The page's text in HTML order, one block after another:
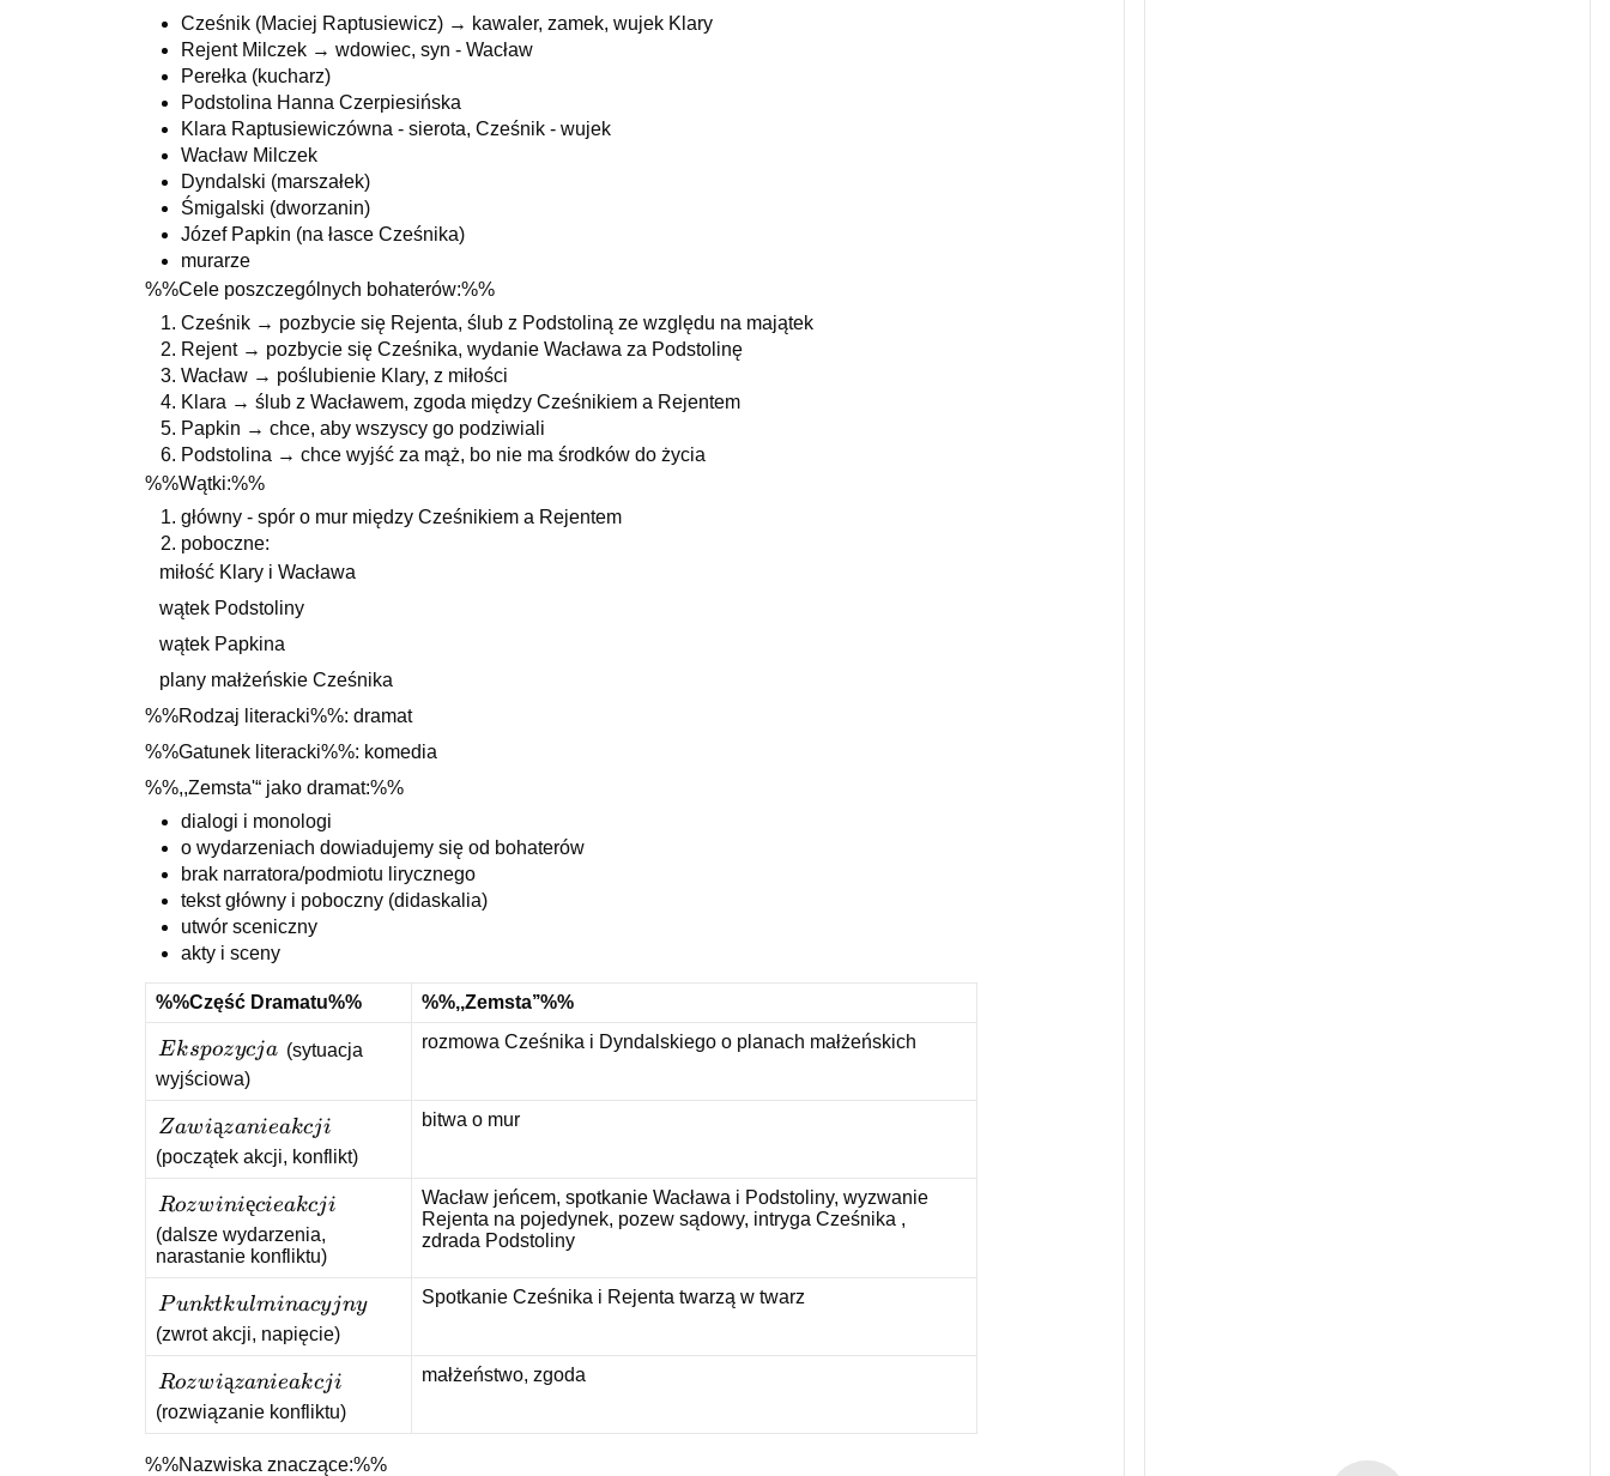
Cześnik (Maciej Raptusiewicz) → kawaler, zamek, wujek Klary
Rejent Milczek → wdowiec, syn - Wacław
Perełka (kucharz)
Podstolina Hanna Czerpiesińska
Klara Raptusiewiczówna - sierota, Cześnik - wujek
Wacław Milczek
Dyndalski (marszałek)
Śmigalski (dworzanin)
Józef Papkin (na łasce Cześnika)
murarze
%%Cele poszczególnych bohaterów:%%
Cześnik → pozbycie się Rejenta, ślub z Podstoliną ze względu na majątek
Rejent → pozbycie się Cześnika, wydanie Wacława za Podstolinę
Wacław → poślubienie Klary, z miłości
Klara → ślub z Wacławem, zgoda między Cześnikiem a Rejentem
Papkin → chce, aby wszyscy go podziwiali
Podstolina → chce wyjść za mąż, bo nie ma środków do życia
%%Wątki:%%
główny - spór o mur między Cześnikiem a Rejentem
poboczne:
miłość Klary i Wacława
wątek Podstoliny
wątek Papkina
plany małżeńskie Cześnika
%%Rodzaj literacki%%: dramat
%%Gatunek literacki%%: komedia
%%,,Zemsta'“ jako dramat:%%
dialogi i monologi
o wydarzeniach dowiadujemy się od bohaterów
brak narratora/podmiotu lirycznego
tekst główny i poboczny (didaskalia)
utwór sceniczny
akty i sceny
%%Część Dramatu%% %%,,Zemsta’’%%
Ekspozycja
Ekspozycja (sytuacja
wyjściowa)
rozmowa Cześnika i Dyndalskiego o planach małżeńskich
Zawiązanie
akcji
Zawiązanieakcji
(początek akcji, konflikt)
bitwa o mur
Rozwinięcie
akcji
Rozwinięcieakcji
(dalsze wydarzenia,
narastanie konfliktu)
Wacław jeńcem, spotkanie Wacława i Podstoliny, wyzwanie
Rejenta na pojedynek, pozew sądowy, intryga Cześnika ,
zdrada Podstoliny
Punkt
kulminacyjny
Punktkulminacyjny
(zwrot akcji, napięcie)
Spotkanie Cześnika i Rejenta twarzą w twarz
Rozwiązanie
akcji
Rozwiązanieakcji
(rozwiązanie konfliktu)
małżeństwo, zgoda
%%Nazwiska znaczące:%%